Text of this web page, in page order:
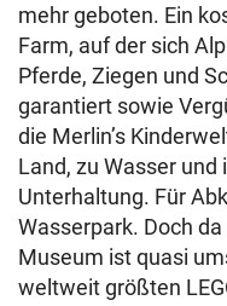
mehr geboten. Ein
Farm, auf der sich
Pferde, Ziegen und
garantiert sowie
die Merlin’s
Land, zu Wasser
Unterhaltung. Für
Wasserpark. Doch
Museum ist quasi
weltweit größten